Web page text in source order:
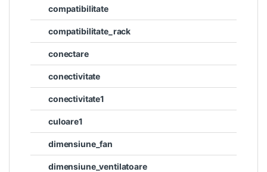
compatibilitate
compatibilitate_rack
conectare
conectivitate
conectivitate1
culoare1
dimensiune_fan
dimensiune_ventilatoare